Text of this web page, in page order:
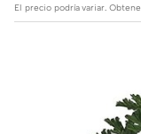
El precio podría variar.